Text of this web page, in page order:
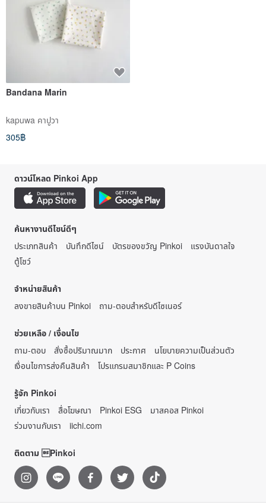
Bandana Marin
kapuwa คาปูวา
305฿
ดาวน์โหลด Pinkoi App
ค้นหางานดีไซน์ดีๆ
ประเภทสินค้า
บันทึกดีไซน์ บัตรของขวัญ Pinkoi
แรงบันดาลใจ
ตู้โชว์
จำหน่ายสินค้า
ลงขายสินค้าบน Pinkoi
ถาม-ตอบสำหรับดีไซเนอร์
ช่วยเหลือ / เงื่อนไข
ถาม-ตอบ
สั่งซื้อปริมาณมาก ประกาศ
นโยบายความเป็นส่วนตัว
เงื่อนไขการส่งคืนสินค้า
โปรแกรมสมาชิกและ P Coins
รู้จัก Pinkoi
เกี่ยวกับเรา
สื่อโฆษณา Pinkoi ESG
มาสคอส Pinkoi
ร่วมงานกับเรา
iichi.com
ติดตาม Pinkoi